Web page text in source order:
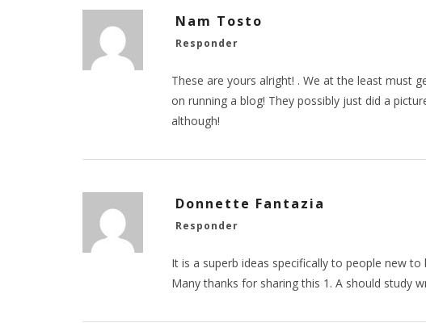
Nam Tosto
Responder
These are yours alright! . We at the least must
on running a blog! They possibly just did a
although!
Donnette Fantazia
Responder
It is a superb ideas specifically to people new
Many thanks for sharing this 1. A should study